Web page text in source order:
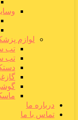
لوازم
تب
تب
درباره ما
تماس با ما